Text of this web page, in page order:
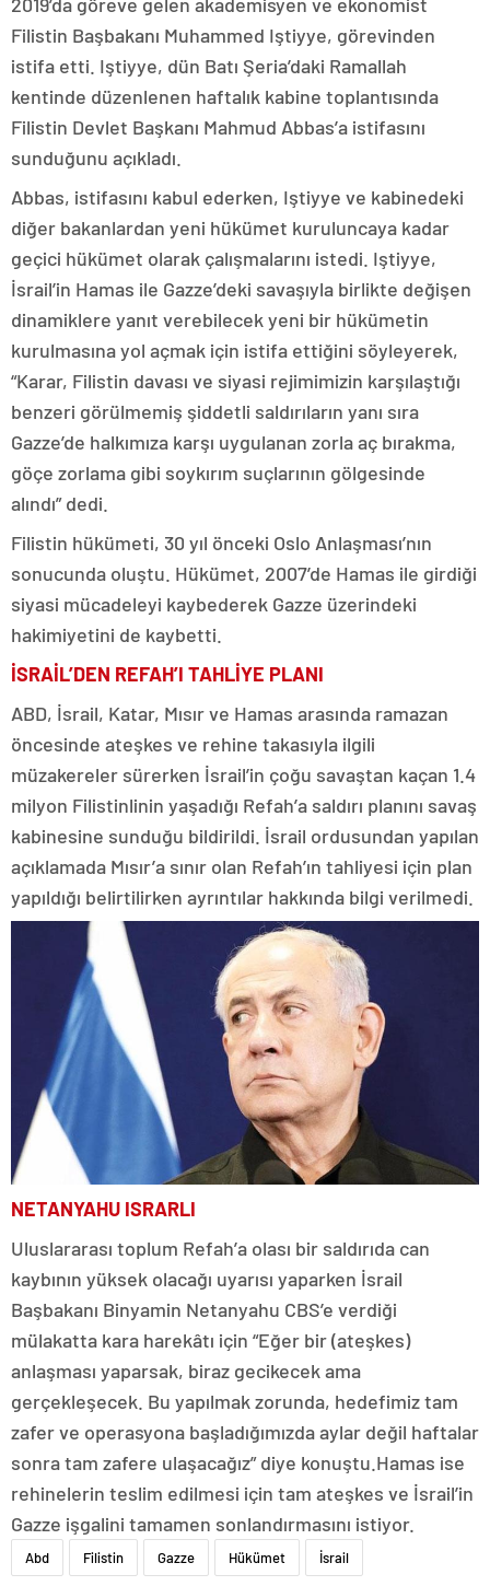
Filistin Başbakanı Muhammed Iştiyye, görevinden
istifa etti. Iştiyye, dün Batı Şeria’daki Ramallah
kentinde düzenlenen haftalık kabine toplantısında
Filistin Devlet Başkanı Mahmud Abbas’a istifasını
sunduğunu açıkladı.
Abbas, istifasını kabul ederken, Iştiyye ve kabinedeki
diğer bakanlardan yeni hükümet kuruluncaya kadar
geçici hükümet olarak çalışmalarını istedi. Iştiyye,
İsrail’in Hamas ile Gazze’deki savaşıyla birlikte değişen
dinamiklere yanıt verebilecek yeni bir hükümetin
kurulmasına yol açmak için istifa ettiğini söyleyerek,
“Karar, Filistin davası ve siyasi rejimimizin karşılaştığı
benzeri görülmemiş şiddetli saldırıların yanı sıra
Gazze’de halkımıza karşı uygulanan zorla aç bırakma,
göçe zorlama gibi soykırım suçlarının gölgesinde
alındı” dedi.
Filistin hükümeti, 30 yıl önceki Oslo Anlaşması’nın
sonucunda oluştu. Hükümet, 2007’de Hamas ile girdiği
siyasi mücadeleyi kaybederek Gazze üzerindeki
hakimiyetini de kaybetti.
İSRAİL’DEN REFAH’I TAHLİYE PLANI
ABD, İsrail, Katar, Mısır ve Hamas arasında ramazan
öncesinde ateşkes ve rehine takasıyla ilgili
müzakereler sürerken İsrail’in çoğu savaştan kaçan 1.4
milyon Filistinlinin yaşadığı Refah’a saldırı planını savaş
kabinesine sunduğu bildirildi. İsrail ordusundan yapılan
açıklamada Mısır’a sınır olan Refah’ın tahliyesi için plan
yapıldığı belirtilirken ayrıntılar hakkında bilgi verilmedi.
NETANYAHU ISRARLI
Uluslararası toplum Refah’a olası bir saldırıda can
kaybının yüksek olacağı uyarısı yaparken İsrail
Başbakanı Binyamin Netanyahu CBS’e verdiği
mülakatta kara harekâtı için “Eğer bir (ateşkes)
anlaşması yaparsak, biraz gecikecek ama
gerçekleşecek. Bu yapılmak zorunda, hedefimiz tam
zafer ve operasyona başladığımızda aylar değil haftalar
sonra tam zafere ulaşacağız” diye konuştu.Hamas ise
rehinelerin teslim edilmesi için tam ateşkes ve İsrail’in
Gazze işgalini tamamen sonlandırmasını istiyor.
Abd Filistin Gazze Hükümet İsrail